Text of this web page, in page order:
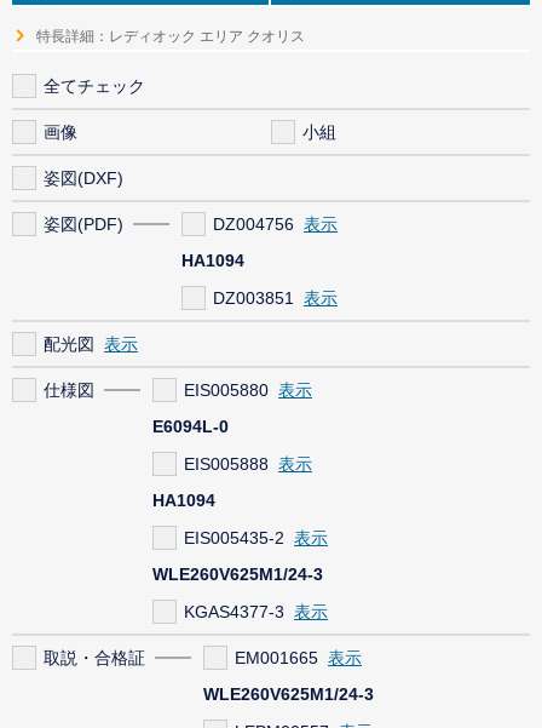
特長詳細：レディオック エリア クオリス
全てチェック
画像 小組
姿図(DXF)
姿図(PDF)
DZ004756
HA1094
DZ003851
配光図
仕様図
EIS005880
E6094L-0
EIS005888
HA1094
EIS005435-2
WLE260V625M1/24-3
KGAS4377-3
取説・合格証
EM001665
WLE260V625M1/24-3